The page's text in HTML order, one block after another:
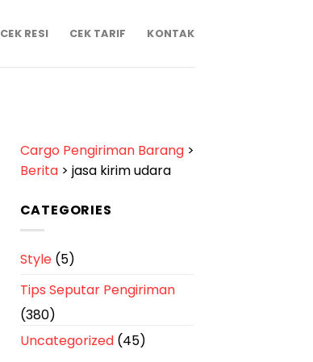
CEK RESI CEK TARIF KONTAK
Cargo Pengiriman Barang>
Berita> jasa kirim udara
CATEGORIES
Style(5)
Tips Seputar Pengiriman
(380)
Uncategorized(45)